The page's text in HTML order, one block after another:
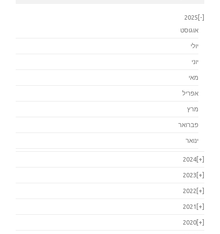
[-]
2025
אוגוסט
יולי
יוני
מאי
אפריל
מרץ
פברואר
ינואר
[+]
2024
[+]
2023
[+]
2022
[+]
2021
[+]
2020